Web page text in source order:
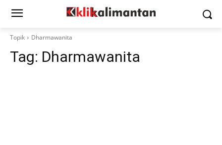
Topik Dharmawanita
Tag: Dharmawanita